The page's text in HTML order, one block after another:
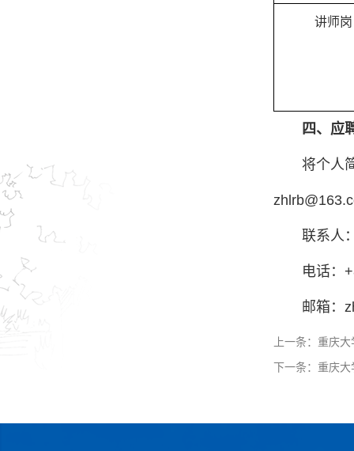
讲师岗
四、应
将个人
联系人
电话：
邮箱：
上一条： 重庆
下一条： 重庆